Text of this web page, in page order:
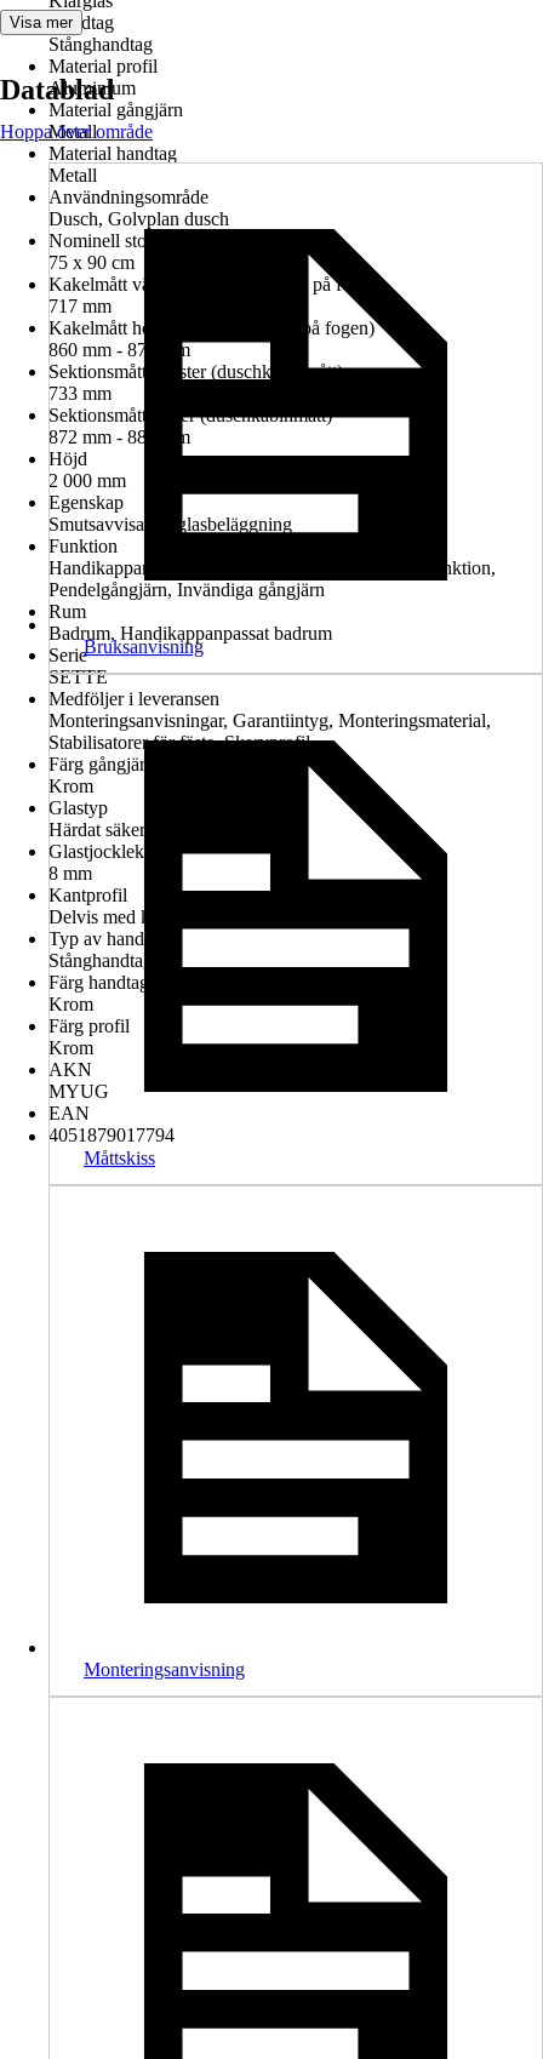
Handtag
Stånghandtag
Material profil
Aluminium
Material gångjärn
Metall
Material handtag
Metall
Användningsområde
Dusch, Golvplan dusch
Nominell storlek i cm
75 x 90 cm
Kakelmått vänster (glasrutans mitt på fogen)
717 mm
Kakelmått höger (glasrutans mitt på fogen)
860 mm - 874 mm
Sektionsmått vänster (duschkabinmått)
733 mm
Sektionsmått höger (duschkabinmått)
872 mm - 886 mm
Höjd
2 000 mm
Egenskap
Smutsavvisande glasbeläggning
Funktion
Handikappanpassad montering möjlig, Lyft-sänk-funktion,
Pendelgångjärn, Invändiga gångjärn
Rum
Badrum, Handikappanpassat badrum
Serie
SETTE
Medföljer i leveransen
Monteringsanvisningar, Garantiintyg, Monteringsmaterial,
Stabilisatorer för fäste, Skarvprofil
Färg gångjärn
Krom
Glastyp
Härdat säkerhetsglas
Glastjocklek
8 mm
Kantprofil
Delvis med kantprofil
Typ av handtag
Stånghandtag
Färg handtag
Krom
Färg profil
Krom
AKN
MYUG
EAN
4051879017794
Visa mer
Datablad
Hoppa över område
Bruksanvisning
Måttskiss
Monteringsanvisning